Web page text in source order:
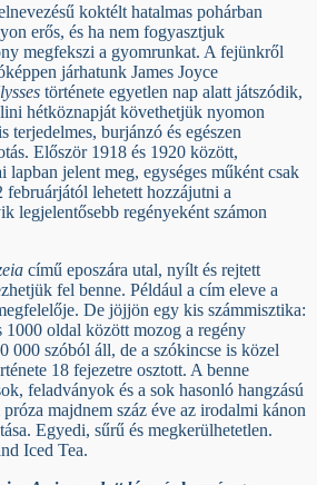
koktélt hatalmas pohárban
erős, és ha nem fogyasztjuk
megfekszi a gyomrunkat. A fejünkről
járhatunk James Joyce
története egyetlen nap alatt játszódik,
hétköznapját követhetjük nyomon
terjedelmes, burjánzó és egészen
Először 1918 és 1920 között,
lapban jelent meg, egységes műként csak
lehetett hozzájutni a
legjelentősebb regényeként számon
című eposzára utal, nyílt és rejtett
fel benne. Például a cím eleve a
De jöjjön egy kis számmisztika:
1000 oldal között mozog a regény
000 szóból áll, de a szókincse is közel
18 fejezetre osztott. A benne
feladványok és a sok hasonló hangzású
majdnem száz éve az irodalmi kánon
Egyedi, sűrű és megkerülhetetlen.
Iced Tea.